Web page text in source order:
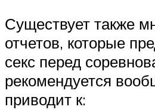
Существует также
отчетов, которые
секс перед
рекомендуется
приводит к: